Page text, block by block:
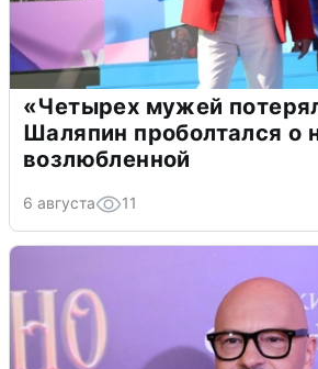
«Четырех мужей
Шаляпин проболтался о
возлюбленной
6 августа 11